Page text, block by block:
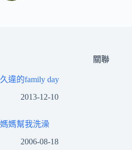
關聯
久違的family day
2013-12-10
媽媽幫我洗澡
2006-08-18